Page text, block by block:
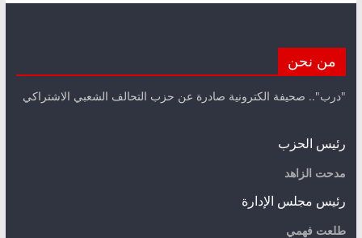
من نحن
"درب".. صحيفة الكترونية صادرة عن حزب التحالف الشعبي الاشتراكي
رئيس الحزب
مدحت الزاهد
رئيس مجلس الإدارة
طلعت فهمي